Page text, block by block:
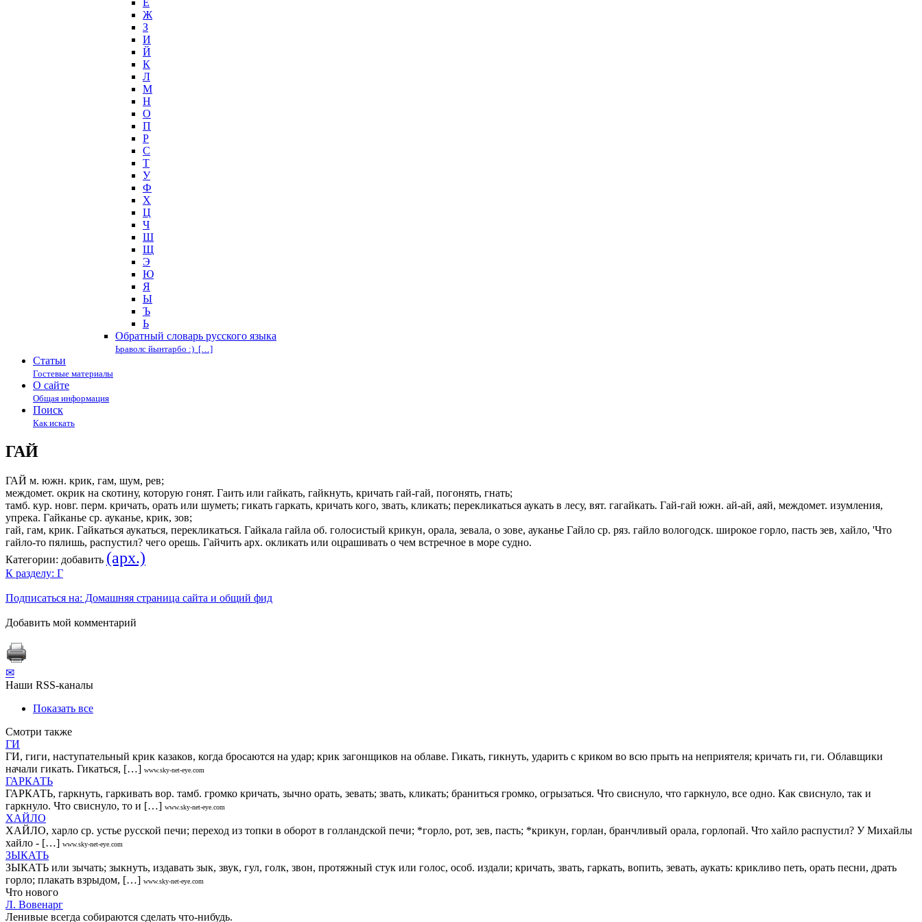
Е
Ж
З
И
Й
К
Л
М
Н
О
П
Р
С
Т
У
Ф
Х
Ц
Ч
Ш
Щ
Э
Ю
Я
Ы
Ъ
Ь
Обратный словарь русского языка
Ьраволс йынтарбо :) […]
Статьи
Гостевые материалы
О сайте
Общая информация
Поиск
Как искать
ГАЙ
ГАЙ м. южн. крик, гам, шум, рев;
междомет. окрик на скотину, которую гонят. Гаить или гайкать, гайкнуть, кричать гай-гай, погонять, гнать;
тамб. кур. новг. перм. кричать, орать или шуметь; гикать гаркать, кричать кого, звать, кликать; перекликаться аукать в лесу, вят. гагайкать. Гай-гай южн. ай-ай, аяй, междомет. изумления,
упрека. Гайканье ср. ауканье, крик, зов;
гай, гам, крик. Гайкаться аукаться, перекликаться. Гайкала гайла об. голосистый крикун, орала, зевала, о зове, ауканье Гайло ср. ряз. гайло вологодск. широкое горло, пасть зев, хайло, 'Что
гайло-то пялишь, распустил? чего орешь. Гайчить арх. окликать или оцрашивать о чем встречное в море судно.
Категории: добавить (арх.)
К разделу: Г
Подписаться на: Домашняя страница сайта и общий фид
Добавить мой комментарий
✉
Наши RSS-каналы
Показать все
Смотри также
ГИ
ГИ, гиги, наступательный крик казаков, когда бросаются на удар; крик загонщиков на облаве. Гикать, гикнуть, ударить с криком во всю прыть на неприятеля; кричать ги, ги. Облавщики
начали гикать. Гикаться, […] www.sky-net-eye.com
ГАРКАТЬ
ГАРКАТЬ, гаркнуть, гаркивать вор. тамб. громко кричать, зычно орать, зевать; звать, кликать; браниться громко, огрызаться. Что свиснуло, что гаркнуло, все одно. Как свиснуло, так и
гаркнуло. Что свиснуло, то и […] www.sky-net-eye.com
ХАЙЛО
ХАЙЛО, харло ср. устье русской печи; переход из топки в оборот в голландской печи; *горло, рот, зев, пасть; *крикун, горлан, бранчливый орала, горлопай. Что хайло распустил? У Михайлы
хайло - […] www.sky-net-eye.com
ЗЫКАТЬ
ЗЫКАТЬ или зычать; зыкнуть, издавать зык, звук, гул, голк, звон, протяжный стук или голос, особ. издали; кричать, звать, гаркать, вопить, зевать, аукать: крикливо петь, орать песни, драть
горло; плакать взрыдом, […] www.sky-net-eye.com
Что нового
Л. Вовенарг
Ленивые всегда собираются сделать что-нибудь.